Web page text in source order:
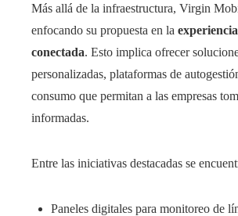
Más allá de la infraestructura, Virgin
enfocando su propuesta en la
conectada. Esto implica ofrecer
personalizadas, plataformas de
consumo que permitan a las empresas
informadas.
Entre las iniciativas destacadas se
Paneles digitales para monitoreo de